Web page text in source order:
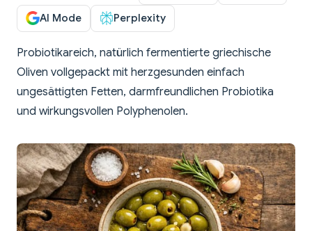
AI Mode Perplexity
Probiotikareich, natürlich fermentierte griechische
Oliven vollgepackt mit herzgesunden einfach
ungesättigten Fetten, darmfreundlichen Probiotika
und wirkungsvollen Polyphenolen.